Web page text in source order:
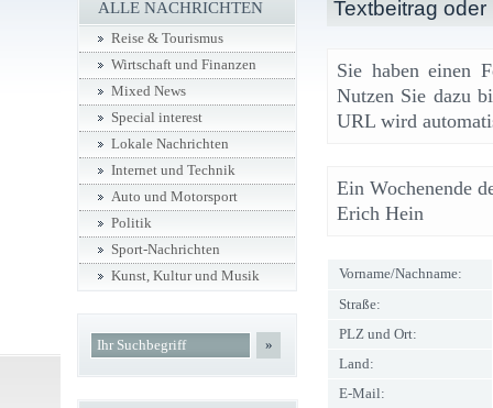
Textbeitrag
Sie haben einen
Nutzen Sie dazu
URL wird
Ein Wochenende
Erich Hein
Vorname/Nachname:
Straße:
PLZ und Ort:
Land:
E-Mail:
ALLE NACHRICHTEN
Reise & Tourismus
Wirtschaft und Finanzen
Mixed News
Special interest
Lokale Nachrichten
Internet und Technik
Auto und Motorsport
Politik
Sport-Nachrichten
Kunst, Kultur und Musik
»